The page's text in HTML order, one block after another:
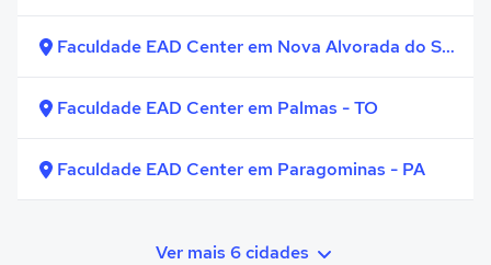
Faculdade EAD Center em Nova Alvorada do Sul
Faculdade EAD Center em Palmas - TO
Faculdade EAD Center em Paragominas - PA
Ver mais 6 cidades